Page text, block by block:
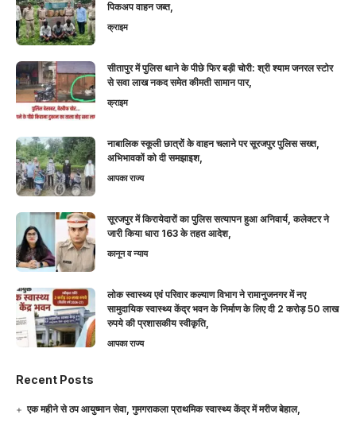
पिकअप वाहन जब्त,
क्राइम
सीतापुर में पुलिस थाने के पीछे फिर बड़ी चोरी: श्री श्याम जनरल स्टोर
से सवा लाख नकद समेत कीमती सामान पार,
क्राइम
नाबालिक स्कूली छात्रों के वाहन चलाने पर सूरजपुर पुलिस सख्त,
अभिभावकों को दी समझाइश,
आपका राज्य
सूरजपुर में किरायेदारों का पुलिस सत्यापन हुआ अनिवार्य, कलेक्टर ने
जारी किया धारा 163 के तहत आदेश,
कानून व न्याय
लोक स्वास्थ्य एवं परिवार कल्याण विभाग ने रामानुजनगर में नए
सामुदायिक स्वास्थ्य केंद्र भवन के निर्माण के लिए दी 2 करोड़ 50 लाख
रुपये की प्रशासकीय स्वीकृति,
आपका राज्य
Recent Posts
एक महीने से ठप आयुष्मान सेवा, गुमगराकला प्राथमिक स्वास्थ्य केंद्र में मरीज बेहाल,